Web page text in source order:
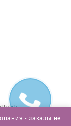
- заказы не